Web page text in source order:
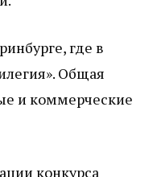
где в
Общая
и коммерческие
конкурса